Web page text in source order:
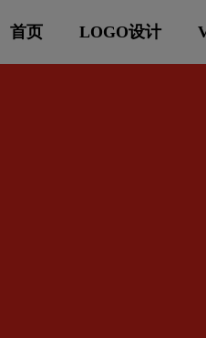
首页 LOGO设计